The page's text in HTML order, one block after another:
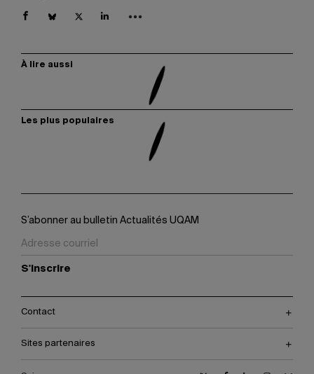
À lire aussi
Les plus populaires
S’abonner au bulletin Actualités UQAM
S'inscrire
Contact
Sites partenaires